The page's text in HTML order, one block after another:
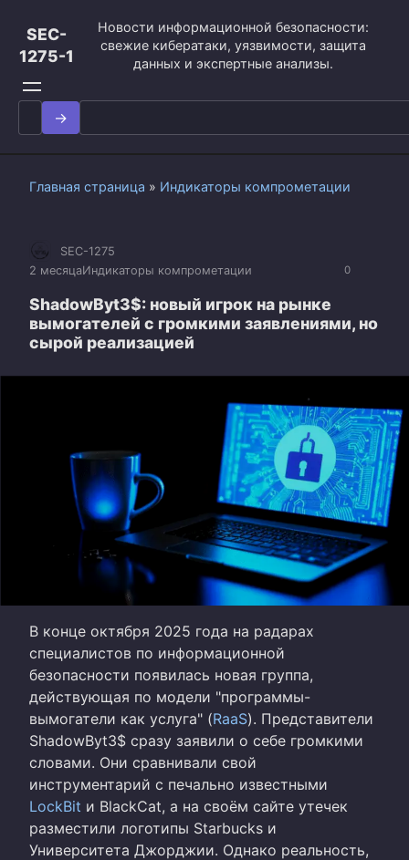
контенту
SEC-
1275-1
Новости информационной безопасности:
свежие кибератаки, уязвимости, защита
данных и экспертные анализы.
Search
for:
Главная страница » Индикаторы компрометации
0
SEC-1275
2 месяцаИндикаторы компрометации
ShadowByt3$: новый игрок на рынке
вымогателей с громкими заявлениями, но
сырой реализацией
В конце октября 2025 года на радарах
специалистов по информационной
безопасности появилась новая группа,
действующая по модели "программы-
вымогатели как услуга" (RaaS). Представители
ShadowByt3$ сразу заявили о себе громкими
словами. Они сравнивали свой
инструментарий с печально известными
LockBit и BlackCat, а на своём сайте утечек
разместили логотипы Starbucks и
Университета Джорджии. Однако реальность,